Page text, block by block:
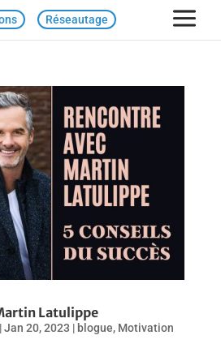
Réseautage
Latulippe
|Jan 20, 2023 | blogue, Motivation